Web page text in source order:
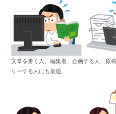
文章を書く人、編集者、企画する人、原
リーする人にも最適。